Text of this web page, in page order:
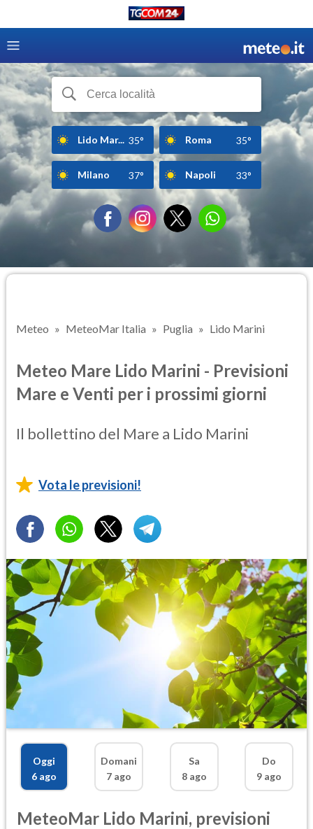
Lido Mar... 35° Roma 35°
Milano 37° Napoli 33°
Meteo MeteoMar Italia Puglia Lido Marini
Meteo Mare Lido Marini - Previsioni
Mare e Venti per i prossimi giorni
Il bollettino del Mare a Lido Marini
Vota le previsioni!
Oggi
6 ago
Domani
7 ago
Sa
8 ago
Do
9 ago
MeteoMar Lido Marini, previsioni